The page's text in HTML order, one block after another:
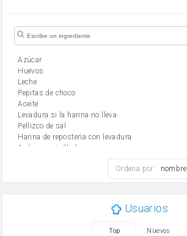
Azúcar
huevos
leche
Pepitas de choco
aceite
Levadura si la harina no lleva
Pellizco de sal
Harina de reposteria con levadura
Azúcar avainillado
mantequilla
Ordena por: nombre
Usuarios
Top Nuevos